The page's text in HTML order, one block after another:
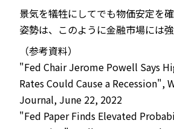
景気を犠牲にしてでも物価安定を
姿勢は、このように金融市場には強
（参考資料）
"Fed Chair Jerome Powell Says
Rates Could Cause a Recession",
Journal, June 22, 2022
"Fed Paper Finds Elevated